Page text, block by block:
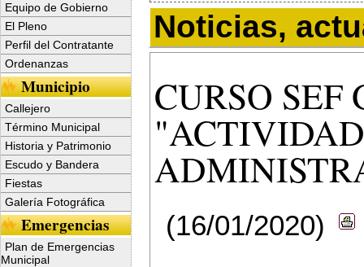
Equipo de Gobierno
El Pleno
Perfil del Contratante
Ordenanzas
Municipio
Callejero
Término Municipal
Historia y Patrimonio
Escudo y Bandera
Fiestas
Galería Fotográfica
Emergencias
Plan de Emergencias
Municipal
Noticias,
CURSO
(16/01/2020)